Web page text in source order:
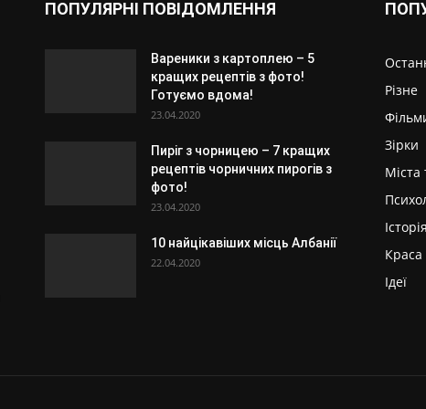
ПОПУЛЯРНІ ПОВІДОМЛЕННЯ
Вареники з картоплею – 5
кращих рецептів з фото!
Готуємо вдома!
23.04.2020
Пиріг з чорницею – 7 кращих
рецептів чорничних пирогів з
фото!
23.04.2020
10 найцікавіших місць Албанії
22.04.2020
Різне
Зірки
Міста
Історія
Краса
Ідеї